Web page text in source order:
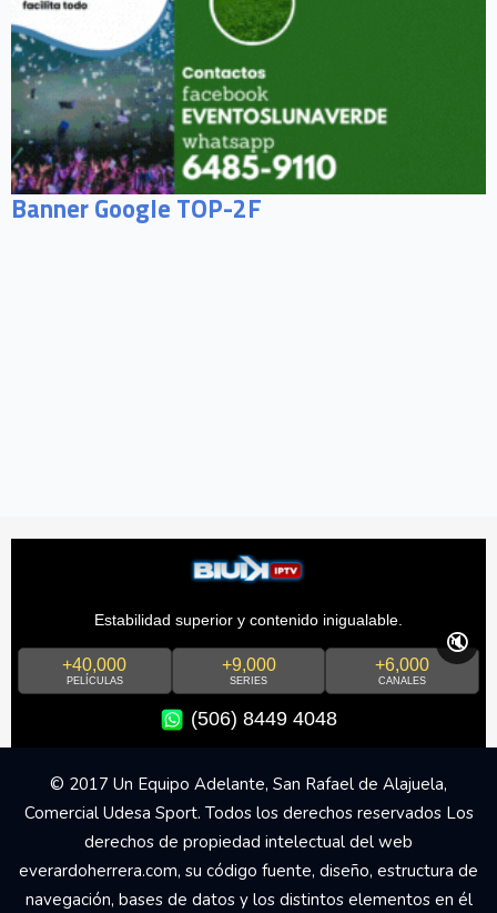
Banner Google TOP-2F
Estabilidad superior y contenido inigualable.
+40,000
PELÍCULAS
+9,000
SERIES
+6,000
CANALES
(506) 8449 4048
🔇
© 2017 Un Equipo Adelante, San Rafael de Alajuela,
Comercial Udesa Sport. Todos los derechos reservados Los
derechos de propiedad intelectual del web
everardoherrera.com, su código fuente, diseño, estructura de
navegación, bases de datos y los distintos elementos en él